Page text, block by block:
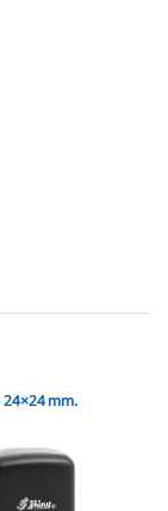
24×24 mm.